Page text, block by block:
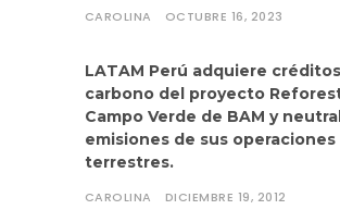
CAROLINA OCTUBRE 16, 2023
LATAM Perú adquiere
carbono del proyecto
Campo Verde de BAM y
emisiones de sus operaciones
terrestres.
CAROLINA DICIEMBRE 19, 2012